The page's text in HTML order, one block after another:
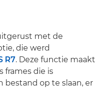
met de
die werd
R7. Deze functie maakt
frames die is
bestand op te slaan, er